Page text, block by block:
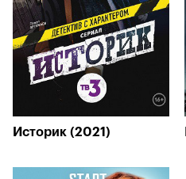
Историк (2021)